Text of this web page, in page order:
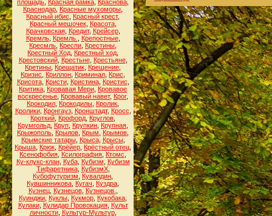
площадь Красная рамка Краснова
Краснодар Красные мухоморы
Красный ибис
Красный крест,
Красный мешочек, Красота,
Крачковская, Кредит, Крейсер,
Кремль, Кремль. Крепостные,
Кресмль Креспи Крестины
Крестный Ход Крестный ход
Крестовский, Крестьне, Крестьяне,
Кретины Крещатик Крещение
Кризис
Криллон Криминал Крис
Крисота, Кристи, Кристина, Кристис
Критика Кровавая Мери Кровавое
воскресенье Кровавый навет, Крог,
Крокодил Крокодилы Кролик
Кролики, Кронгауз, Кронштадт, Кросс
Кроткий Крофорд Круглов
Крумгольд Круп Крупкин Крупная
Крыжополь Крылов Крым Крымов
Крымские татары, Крыса, Крысы,
Крыша Крюк Крёйер Крёстный отец
Ксенофобия Ксилография Ктомс
Ку-клукс-клан, Куба, Кубизм
Кубизм
Тифаретника, КубизмХ,
Кубофутуризм
Кувалдин
Кувшинникова Кугач Куздра
Кузнец, Кузнецов, Кузнецов.
Куинджи Куклы Кукмор Кукобака
Кулаки, Кулидар Провокация, Культ
личности, Культур-Мультур,